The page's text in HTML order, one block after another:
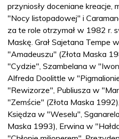
przyniosły doceniane kreacje,
"Nocy listopadowej" i
za te role otrzymał w 1982 r.
Maskę. Grał Sajetana Tempe
"Amadeuszu" (Złota Maska
"Cydzie", Szambelana w
Alfreda Doolittle w
"Rewizorze", Publiusza w
"Zemście" (Złota Maska
Księdza w "Weselu",
Maska 1993), Erwina w